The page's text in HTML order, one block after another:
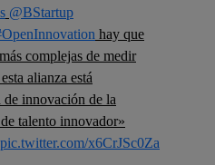
@BStartup
hay que
complejas de medir
alianza está
innovación de la
talento innovador»
pic.twitter.com/x6CrJSc0Za